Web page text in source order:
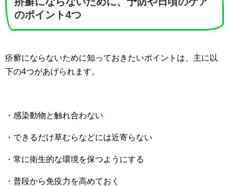
のポイント4つ
疥癬にならないために知っておきたいポイントは、主に以
下の4つがあげられます。
・感染動物と触れ合わない
・できるだけ草むらなどには近寄らない
・常に衛生的な環境を保つようにする
・普段から免疫力を高めておく